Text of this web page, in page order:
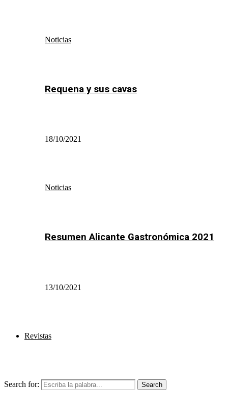
Noticias
Requena y sus cavas
18/10/2021
Noticias
Resumen Alicante Gastronómica 2021
13/10/2021
Revistas
Search for: Search